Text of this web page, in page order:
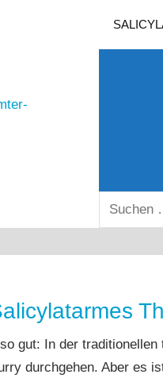
gut: In der
durchgehen. Aber es